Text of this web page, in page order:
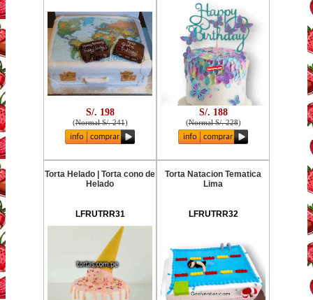
S/. 198
(Normal S/. 241)
S/. 188
(Normal S/. 228)
Torta Helado | Torta cono de
Helado
LFRUTRR31
Torta Natacion Tematica
Lima
LFRUTRR32